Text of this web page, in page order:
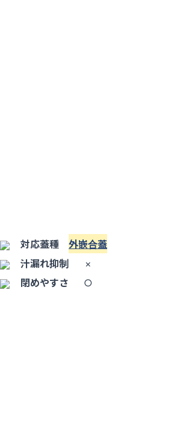
対応蓋種 外嵌合蓋
汁漏れ抑制
×
閉めやすさ
○